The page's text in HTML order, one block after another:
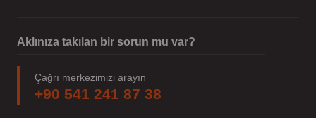
Aklınıza takılan bir sorun mu var?
Çağrı merkezimizi arayın
+90 541 241 87 38